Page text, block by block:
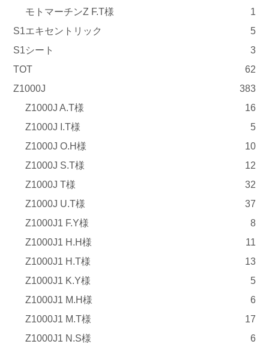
モトマーチンZ F.T様
1
S1エキセントリック
5
S1シート
3
TOT
62
Z1000J
383
Z1000J A.T様
16
Z1000J I.T様
5
Z1000J O.H様
10
Z1000J S.T様
12
Z1000J T様
32
Z1000J U.T様
37
Z1000J1 F.Y様
8
Z1000J1 H.H様
11
Z1000J1 H.T様
13
Z1000J1 K.Y様
5
Z1000J1 M.H様
6
Z1000J1 M.T様
17
Z1000J1 N.S様
6